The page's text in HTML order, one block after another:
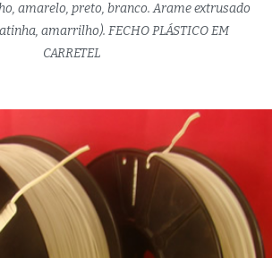
amarelo, preto, branco. Arame extrusado
amarrilho). FECHO PLÁSTICO EM
CARRETEL